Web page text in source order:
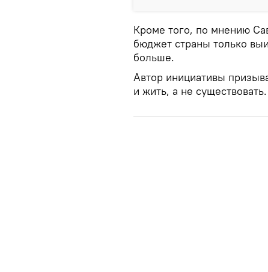
Кроме того, по мнению
бюджет страны только
больше.
Автор инициативы
и жить, а не существовать.